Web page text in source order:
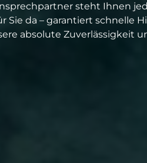
steht Ihnen
Sie da – garantiert schnelle
absolute Zuverlässigkeit